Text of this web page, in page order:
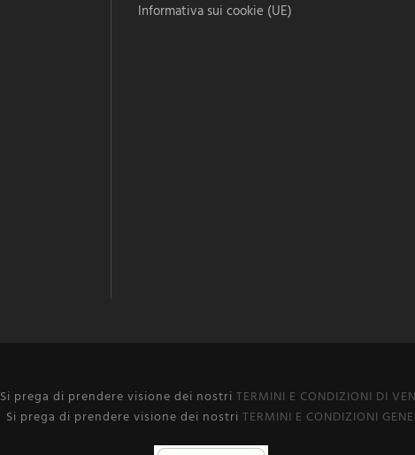
Informativa sui cookie (UE)
Si prega di prendere visione dei nostri TERMINI E CONDIZIONI DI
Si prega di prendere visione dei nostri TERMINI E CONDIZIONI